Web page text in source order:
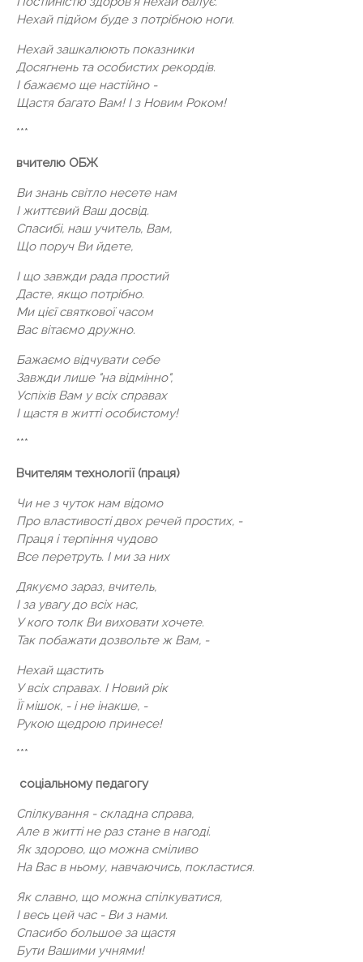
Нехай підйом буде з потрібною ноги.
Нехай зашкалюють показники
Досягнень та особистих рекордів.
І бажаємо ще настійно -
Щастя багато Вам! І з Новим Роком!
***
вчителю ОБЖ
Ви знань світло несете нам
І життєвий Ваш досвід.
Спасибі, наш учитель, Вам,
Що поруч Ви йдете,
І що завжди рада простий
Дасте, якщо потрібно.
Ми цієї святкової часом
Вас вітаємо дружно.
Бажаємо відчувати себе
Завжди лише "на відмінно",
Успіхів Вам у всіх справах
І щастя в житті особистому!
***
Вчителям технології (праця)
Чи не з чуток нам відомо
Про властивості двох речей простих, -
Праця і терпіння чудово
Все перетруть. І ми за них
Дякуємо зараз, вчитель,
І за увагу до всіх нас,
У кого толк Ви виховати хочете.
Так побажати дозвольте ж Вам, -
Нехай щастить
У всіх справах. І Новий рік
Її мішок, - і не інакше, -
Рукою щедрою принесе!
***
соціальному педагогу
Спілкування - складна справа,
Але в житті не раз стане в нагоді.
Як здорово, що можна сміливо
На Вас в ньому, навчаючись, покластися.
Як славно, що можна спілкуватися,
І весь цей час - Ви з нами.
Спасибо большое за щастя
Бути Вашими учнями!